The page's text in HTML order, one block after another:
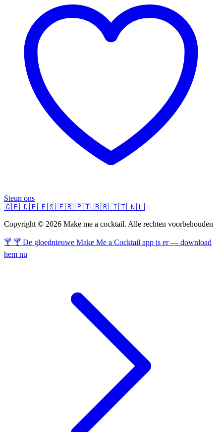
Steun ons
🇬🇧 🇩🇪 🇪🇸 🇫🇷 🇵🇹 🇧🇷 🇮🇹 🇳🇱
Copyright © 2026 Make me a cocktail. Alle rechten voorbehouden
🍸 🍸 De gloednieuwe Make Me a Cocktail app is er — download
hem nu